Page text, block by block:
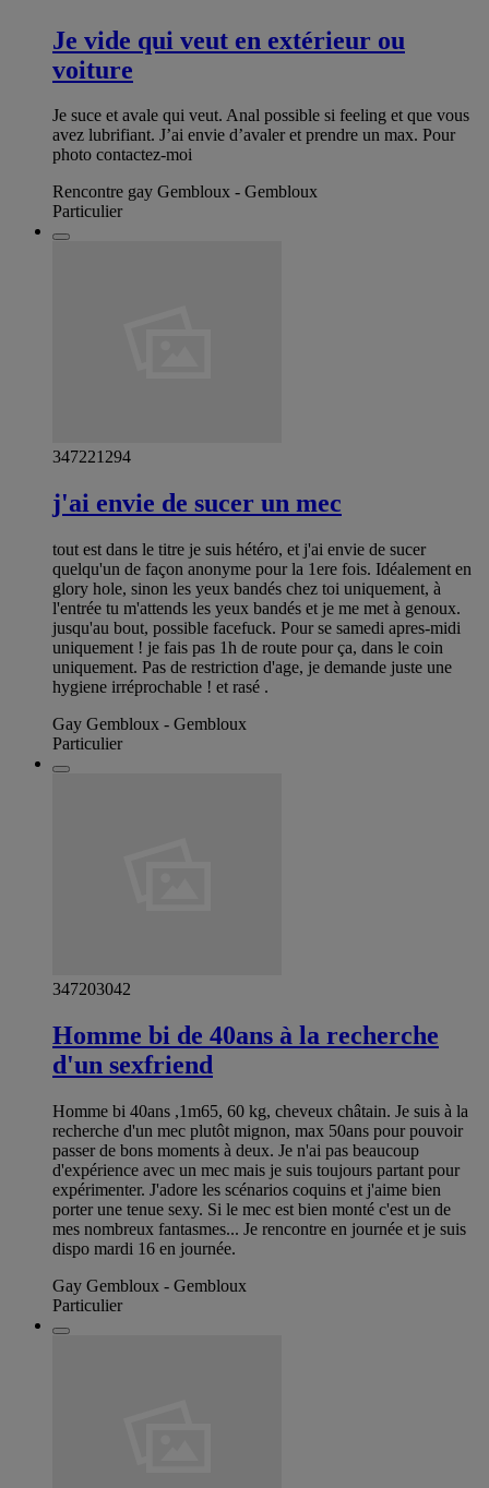
Je vide qui veut en extérieur ou
voiture
Je suce et avale qui veut. Anal possible si feeling et que vous
avez lubrifiant. J’ai envie d’avaler et prendre un max. Pour
photo contactez-moi
Rencontre gay Gembloux - Gembloux
Particulier
347221294
j'ai envie de sucer un mec
tout est dans le titre je suis hétéro, et j'ai envie de sucer
quelqu'un de façon anonyme pour la 1ere fois. Idéalement en
glory hole, sinon les yeux bandés chez toi uniquement, à
l'entrée tu m'attends les yeux bandés et je me met à genoux.
jusqu'au bout, possible facefuck. Pour se samedi apres-midi
uniquement ! je fais pas 1h de route pour ça, dans le coin
uniquement. Pas de restriction d'age, je demande juste une
hygiene irréprochable ! et rasé .
Gay Gembloux - Gembloux
Particulier
347203042
Homme bi de 40ans à la recherche
d'un sexfriend
Homme bi 40ans ,1m65, 60 kg, cheveux châtain. Je suis à la
recherche d'un mec plutôt mignon, max 50ans pour pouvoir
passer de bons moments à deux. Je n'ai pas beaucoup
d'expérience avec un mec mais je suis toujours partant pour
expérimenter. J'adore les scénarios coquins et j'aime bien
porter une tenue sexy. Si le mec est bien monté c'est un de
mes nombreux fantasmes... Je rencontre en journée et je suis
dispo mardi 16 en journée.
Gay Gembloux - Gembloux
Particulier